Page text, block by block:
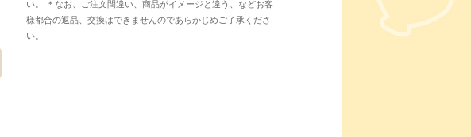
い。 ＊なお、ご注文間違い、商品がイメージと違う、などお客
様都合の返品、交換はできませんのであらかじめご了承くださ
い。